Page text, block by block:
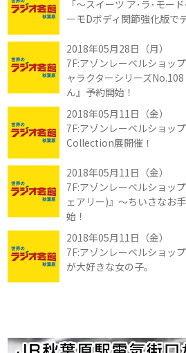
「～スイーツ ア･ラ･モー
ーモDボディ関節強化版
2018年05月28日（月）
7F:アゾンレーベルショッ
ャラクターシリーズ
ん』予約開始！
2018年05月11日（金）
7F:アゾンレーベルショッ
Collection展開催！
2018年05月11日（金）
7F:アゾンレーベルショッ
ェアリー)』～ちいさなお
始！
2018年05月11日（金）
7F:アゾンレーベルショッ
が大好きな女の子。